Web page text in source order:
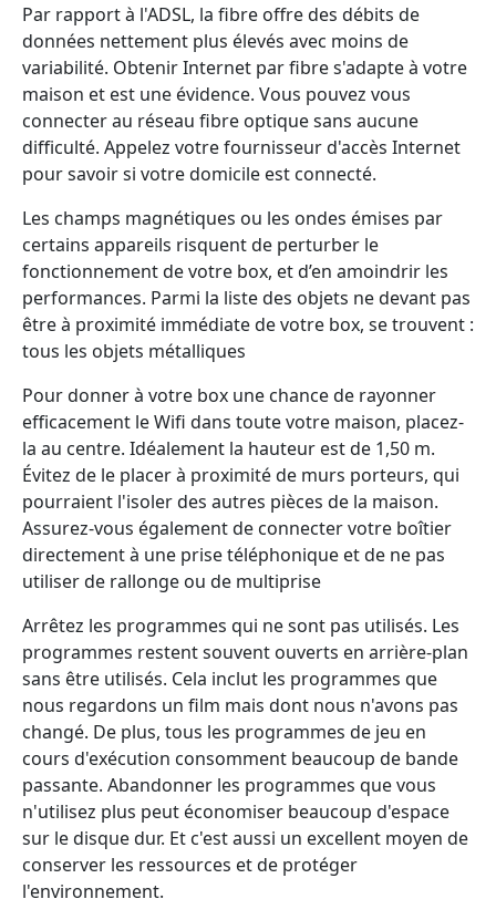
Par rapport à l'ADSL, la fibre offre des débits de
données nettement plus élevés avec moins de
variabilité. Obtenir Internet par fibre s'adapte à votre
maison et est une évidence. Vous pouvez vous
connecter au réseau fibre optique sans aucune
difficulté. Appelez votre fournisseur d'accès Internet
pour savoir si votre domicile est connecté.
Les champs magnétiques ou les ondes émises par
certains appareils risquent de perturber le
fonctionnement de votre box, et d’en amoindrir les
performances. Parmi la liste des objets ne devant pas
être à proximité immédiate de votre box, se trouvent :
tous les objets métalliques
Pour donner à votre box une chance de rayonner
efficacement le Wifi dans toute votre maison, placez-
la au centre. Idéalement la hauteur est de 1,50 m.
Évitez de le placer à proximité de murs porteurs, qui
pourraient l'isoler des autres pièces de la maison.
Assurez-vous également de connecter votre boîtier
directement à une prise téléphonique et de ne pas
utiliser de rallonge ou de multiprise
Arrêtez les programmes qui ne sont pas utilisés. Les
programmes restent souvent ouverts en arrière-plan
sans être utilisés. Cela inclut les programmes que
nous regardons un film mais dont nous n'avons pas
changé. De plus, tous les programmes de jeu en
cours d'exécution consomment beaucoup de bande
passante. Abandonner les programmes que vous
n'utilisez plus peut économiser beaucoup d'espace
sur le disque dur. Et c'est aussi un excellent moyen de
conserver les ressources et de protéger
l'environnement.